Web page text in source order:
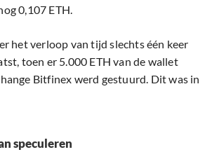
0,107 ETH.
het verloop van tijd slechts één keer
toen er 5.000 ETH van de wallet
Bitfinex werd gestuurd. Dit was in
speculeren